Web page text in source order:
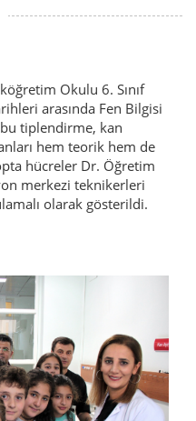
Okulu 6. Sınıf
arasında Fen Bilgisi
tiplendirme, kan
hem teorik hem de
hücreler Dr. Öğretim
merkezi teknikerleri
olarak gösterildi.